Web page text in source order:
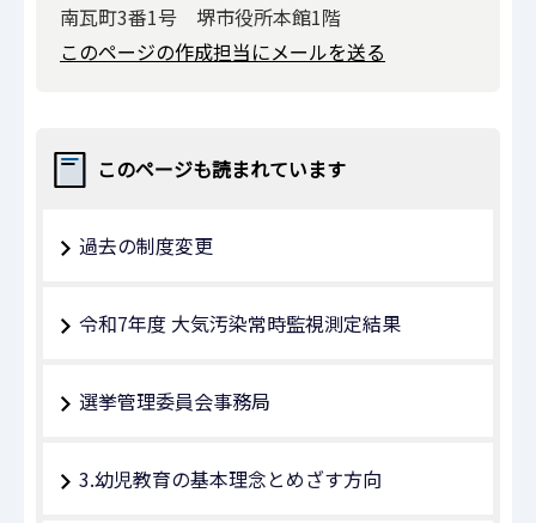
南瓦町3番1号 堺市役所本館1階
このページの作成担当にメールを送る
このページも読まれています
過去の制度変更
令和7年度 ⼤気汚染常時監視測定結果
選挙管理委員会事務局
3.幼児教育の基本理念とめざす方向